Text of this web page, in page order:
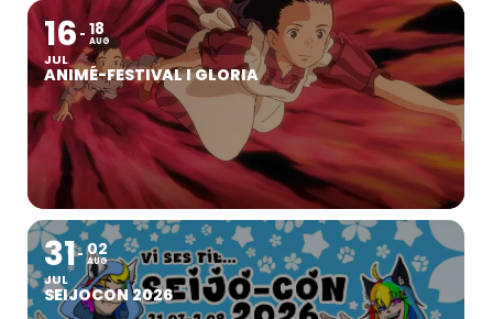
16
JUL
18
AUG
ANIMÉ-FESTIVAL I GLORIA
31
JUL
02
AUG
SEIJOCON 2026